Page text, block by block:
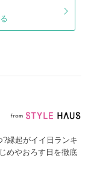
?縁起がイイ日ランキ
めやおろす日を徹底